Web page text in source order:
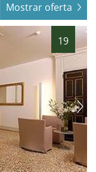
Mostrar oferta
19